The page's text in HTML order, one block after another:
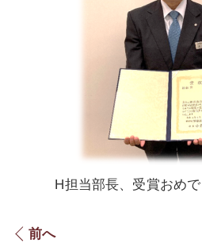
H担当部長、受賞おめで
前へ